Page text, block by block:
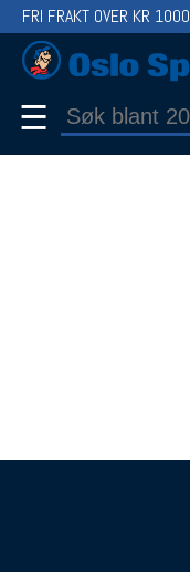
FRI FRAKT OVER KR 1000
☰